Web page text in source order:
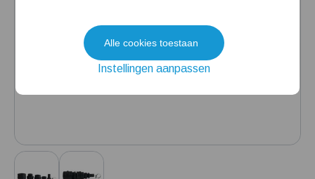
Meest gelezen blogs
Tuin besproeien? Lees hier welke tuinpomp u nodig heeft
Installatie van een beregenings- / hydrofoorpomp
Alle cookies toestaan
Instellingen aanpassen